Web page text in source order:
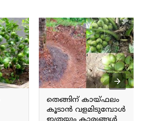
തെങ്ങിന് കായ്ഫലം
കൂടാൻ വളമിടുമ്പോൾ